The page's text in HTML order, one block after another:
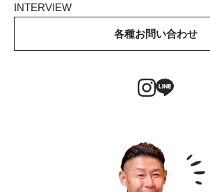
INTERVIEW
各種お問い合わせ